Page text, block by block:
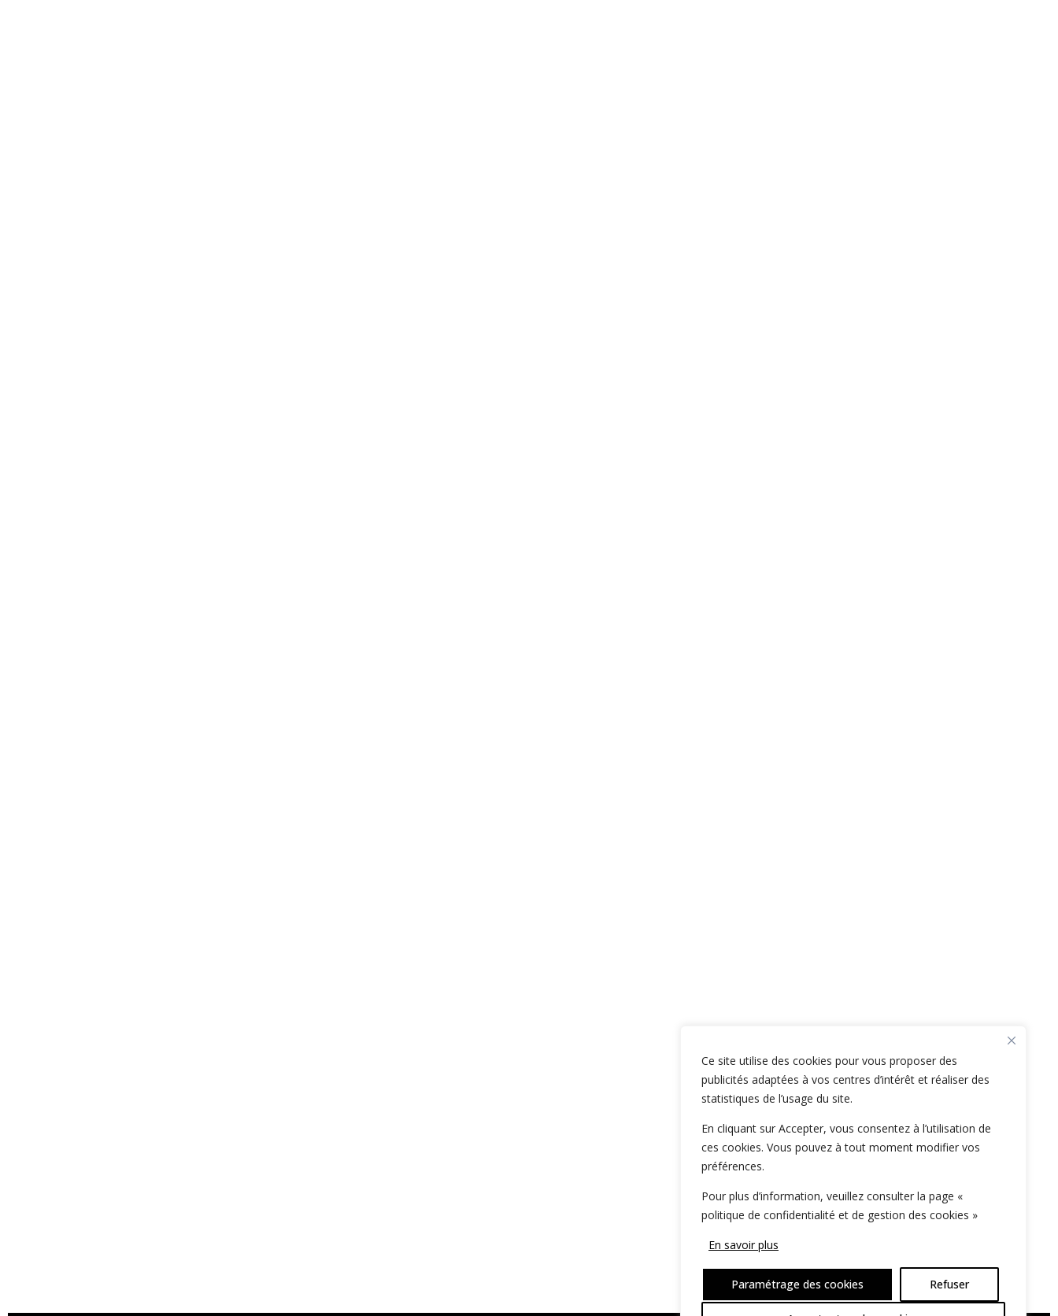
Ce site utilise des cookies pour vous proposer des
publicités adaptées à vos centres d’intérêt et réaliser des
statistiques de l’usage du site.
En cliquant sur Accepter, vous consentez à l’utilisation de
ces cookies. Vous pouvez à tout moment modifier vos
préférences.
Pour plus d’information, veuillez consulter la page «
politique de confidentialité et de gestion des cookies »
En savoir plus
Paramétrage des cookies Refuser